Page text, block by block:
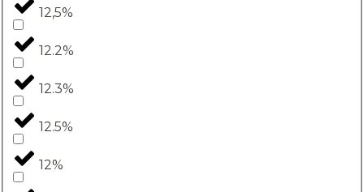
12,5%
12.2%
12.3%
12.5%
12%